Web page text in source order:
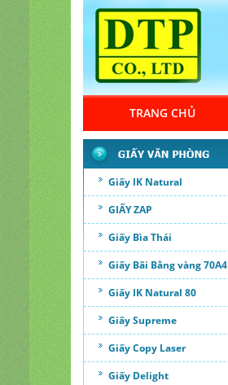
TRANG CHỦ
Giấy IK Natural
GIẤY ZAP
Giấy Bìa Thái
Giấy Bãi Bằng vàng 70A4
Giấy IK Natural 80
Giấy Supreme
Giấy Copy Laser
Giấy Delight